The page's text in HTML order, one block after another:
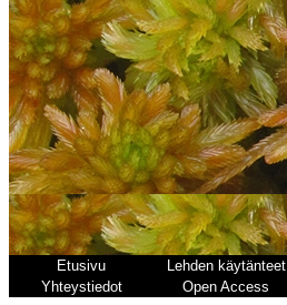
Etusivu Lehden käytänteet
Yhteystiedot
Open Access